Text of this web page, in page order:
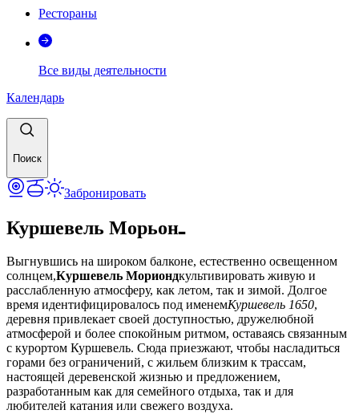
Рестораны
Все виды деятельности
Календарь
Поиск
Забронировать
Куршевель Морьонـ
Выгнувшись на широком балконе, естественно освещенном
солнцем,Куршевель Мориондкультивировать живую и
расслабленную атмосферу, как летом, так и зимой. Долгое
время идентифицировалось под именемКуршевель 1650,
деревня привлекает своей доступностью, дружелюбной
атмосферой и более спокойным ритмом, оставаясь связанным
с курортом Куршевель. Сюда приезжают, чтобы насладиться
горами без ограничений, с жильем близким к трассам,
настоящей деревенской жизнью и предложением,
разработанным как для семейного отдыха, так и для
любителей катания или свежего воздуха.